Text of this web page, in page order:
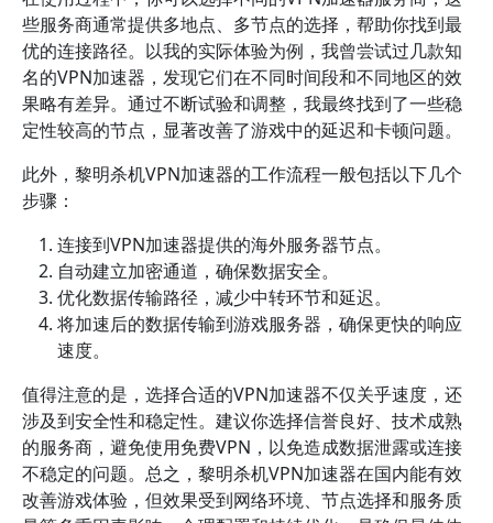
些服务商通常提供多地点、多节点的选择，帮助你找到最
优的连接路径。以我的实际体验为例，我曾尝试过几款知
名的VPN加速器，发现它们在不同时间段和不同地区的效
果略有差异。通过不断试验和调整，我最终找到了一些稳
定性较高的节点，显著改善了游戏中的延迟和卡顿问题。
此外，黎明杀机VPN加速器的工作流程一般包括以下几个
步骤：
连接到VPN加速器提供的海外服务器节点。
自动建立加密通道，确保数据安全。
优化数据传输路径，减少中转环节和延迟。
将加速后的数据传输到游戏服务器，确保更快的响应
速度。
值得注意的是，选择合适的VPN加速器不仅关乎速度，还
涉及到安全性和稳定性。建议你选择信誉良好、技术成熟
的服务商，避免使用免费VPN，以免造成数据泄露或连接
不稳定的问题。总之，黎明杀机VPN加速器在国内能有效
改善游戏体验，但效果受到网络环境、节点选择和服务质